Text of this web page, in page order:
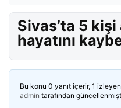
Sivas’ta 5
hayatını
Bu konu 0 yanıt içerir, 1
admin tarafından